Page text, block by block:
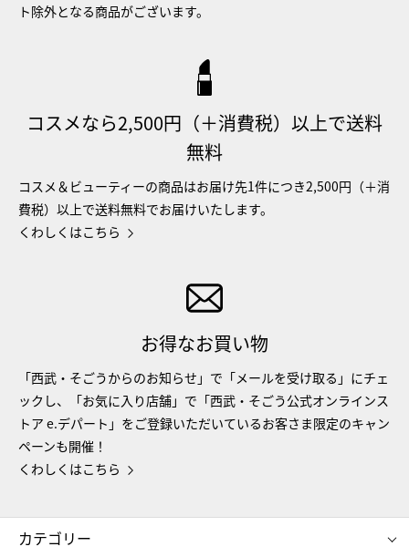
ト除外となる商品がございます。
コスメなら2,500円（＋消費税）以上で送料
無料
コスメ＆ビューティーの商品はお届け先1件につき2,500円（＋消
費税）以上で送料無料でお届けいたします。
くわしくはこちら
お得なお買い物
「西武・そごうからのお知らせ」で「メールを受け取る」にチェ
ックし、「お気に入り店舗」で「西武・そごう公式オンラインス
トア e.デパート」をご登録いただいているお客さま限定のキャン
ペーンも開催！
くわしくはこちら
カテゴリー